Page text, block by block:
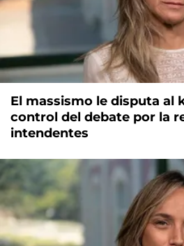
El massismo le disputa al
control del debate por la
intendentes